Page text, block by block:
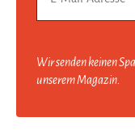
Wir senden keinen
unserem Magazin.